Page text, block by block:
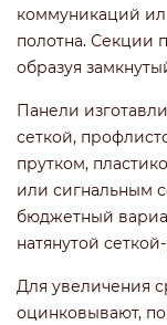
коммуникаций
полотна. Секции
образуя
Панели
сеткой,
прутком,
или сигнальным
бюджетный
натянутой
Для увеличения
оцинковывают,